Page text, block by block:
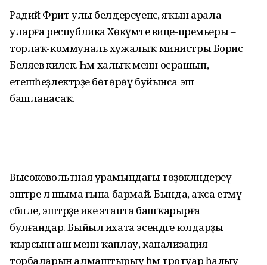
Радий Фәрит улы белдереүенсә, яҡын арала
уларға республика Хөкүмәте вице-премьеры –
торлаҡ-коммуналь хужалыҡ министры Борис
Беляев киләсәк. Һәм халыҡ менән осрашып,
етешһеҙлектәрҙе бөтөрөү буйынса эш
башланасаҡ.
Высоковольтная урамындағы төҙөк­ләндереү
эштәре лә шыма ғына бармай. Бында, аҡса етмәү
сәбәпле, эштәрҙе ике этапта башҡарырға
булғандар. Быйыл ихата эсендәге юлдарҙы
ҡырсынташ менән ҡаплау, канализация
торбаларын алмаштырыу һәм тротуар һалыу